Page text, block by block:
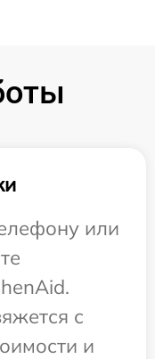
или
с
и